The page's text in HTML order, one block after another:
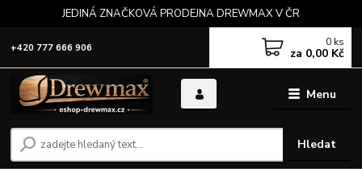
JEDINÁ ZNAČKOVÁ PRODEJNA DREWMAX V ČR
Menu
Hledat
+420 777 666 906 0 ks
za 0,00 Kč